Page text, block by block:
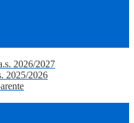
2026/2027
2025/2026